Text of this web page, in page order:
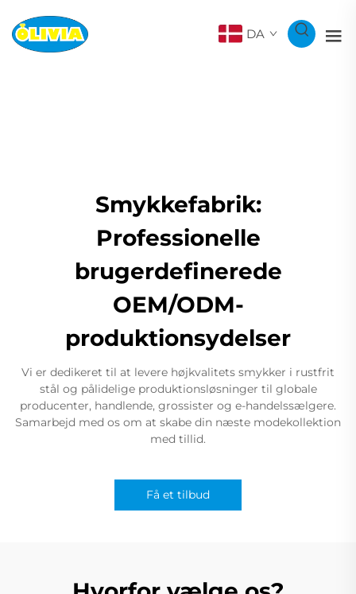
DA
Smykkefabrik:
Professionelle
brugerdefinerede
OEM/ODM-
produktionsydelser
Vi er dedikeret til at levere højkvalitets smykker i rustfrit
stål og pålidelige produktionsløsninger til globale
producenter, handlende, grossister og e-handelssælgere.
Samarbejd med os om at skabe din næste modekollektion
med tillid.
Få et tilbud